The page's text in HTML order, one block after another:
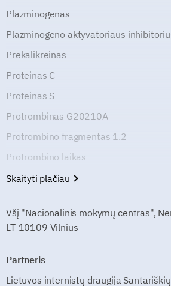
Plazminogenas
Plazminogeno aktyvatoriaus
Prekalikreinas
Proteinas C
Proteinas S
Protrombinas G20210A
Protrombino fragmentas 1.2
Protrombino laikas
Skaityti plačiau
Všį "Nacionalinis mokymų centras",
LT-10109 Vilnius
Partneris
Lietuvos internistų draugija